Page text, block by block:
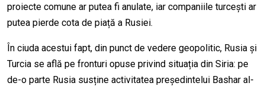
proiecte comune ar putea fi anulate, iar companiile turcești ar
putea pierde cota de piață a Rusiei.
În ciuda acestui fapt, din punct de vedere geopolitic, Rusia și
Turcia se află pe fronturi opuse privind situația din Siria: pe
de-o parte Rusia susține activitatea președintelui Bashar al-